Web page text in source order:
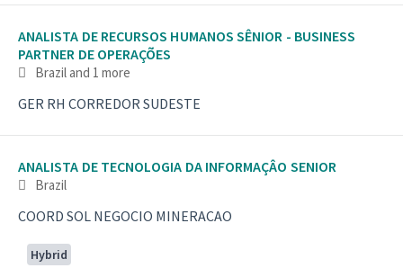
ANALISTA DE RECURSOS HUMANOS SÊNIOR - BUSINESS
PARTNER DE OPERAÇÕES
Braziland 1 more
GER RH CORREDOR SUDESTE
ANALISTA DE TECNOLOGIA DA INFORMAÇÂO SENIOR
Brazil
COORD SOL NEGOCIO MINERACAO
Hybrid